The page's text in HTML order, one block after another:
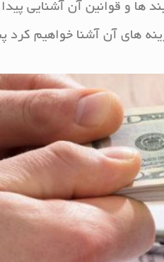
ها و قوانین آن آشنایی
های آن آشنا خواهیم کرد